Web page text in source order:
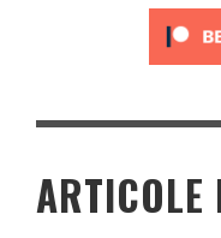
ARTICOLE